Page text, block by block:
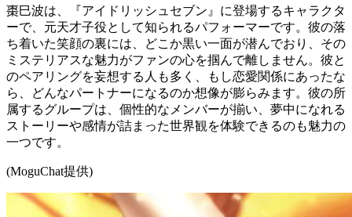
棗巳波は、『アイドリッシュセブン』に登場するキャラクタ
ーで、元天才子役として知られるパフォーマーです。彼の落
ち着いた笑顔の裏には、どこか黒い一面が潜んでおり、その
ミステリアスな魅力がファンの心を掴んで離しません。彼と
のペアリングを妄想する人も多く、もし恋愛関係にあったな
ら、どんなパートナーになるのか想像が膨らみます。彼の所
属するグループは、個性的なメンバーが揃い、夢中になれる
ストーリーや感情が詰まった世界観を体験できるのも魅力の
一つです。
(MoguChat提供)